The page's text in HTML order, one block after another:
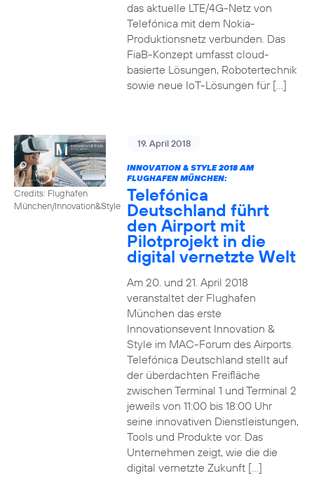
das aktuelle LTE/4G-Netz von
Telefónica mit dem Nokia-
Produktionsnetz verbunden. Das
FiaB-Konzept umfasst cloud-
basierte Lösungen, Robotertechnik
sowie neue IoT-Lösungen für […]
Credits: Flughafen
München/Innovation&Style
19. April 2018
INNOVATION & STYLE 2018 AM
FLUGHAFEN MÜNCHEN:
Telefónica
Deutschland führt
den Airport mit
Pilotprojekt in die
digital vernetzte Welt
Am 20. und 21. April 2018
veranstaltet der Flughafen
München das erste
Innovationsevent Innovation &
Style im MAC-Forum des Airports.
Telefónica Deutschland stellt auf
der überdachten Freifläche
zwischen Terminal 1 und Terminal 2
jeweils von 11:00 bis 18:00 Uhr
seine innovativen Dienstleistungen,
Tools und Produkte vor. Das
Unternehmen zeigt, wie die die
digital vernetzte Zukunft […]